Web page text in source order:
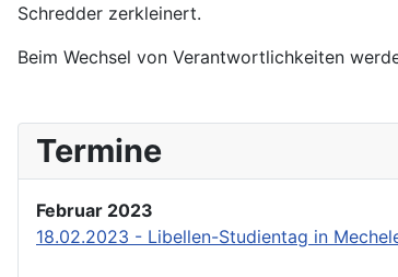
Termine
Februar 2023
18.02.2023 - Libellen-Studientag in
Schredder zerkleinert.
Beim Wechsel von Verantwortlichkeiten